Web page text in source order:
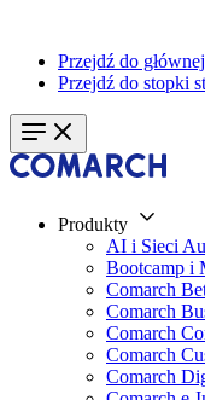
Przejdź do
Przejdź do stopki
Produkty
AI i Sieci
Bootcamp i
Comarch
Comarch
Comarch
Comarch
Comarch